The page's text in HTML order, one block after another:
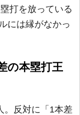
打を放っている
には縁がなかっ
の本塁打王
反対に「1本差